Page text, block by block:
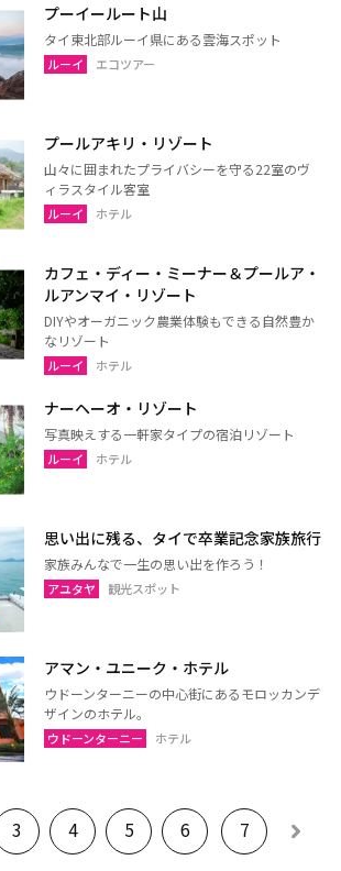
プーイールート山
タイ東北部ルーイ県にある雲海スポット
ルーイ エコツアー
プールアキリ・リゾート
山々に囲まれたプライバシーを守る22室のヴ
ィラスタイル客室
ルーイ ホテル
カフェ・ディー・ミーナー＆プールア・
ルアンマイ・リゾート
DIYやオーガニック農業体験もできる自然豊か
なリゾート
ルーイ ホテル
ナーヘーオ・リゾート
写真映えする一軒家タイプの宿泊リゾート
ルーイ ホテル
思い出に残る、タイで卒業記念家族旅行
家族みんなで一生の思い出を作ろう！
アユタヤ 観光スポット
アマン・ユニーク・ホテル
ウドーンターニーの中心街にあるモロッカンデ
ザインのホテル。
ウドーンターニー ホテル
3 4 5 6 7